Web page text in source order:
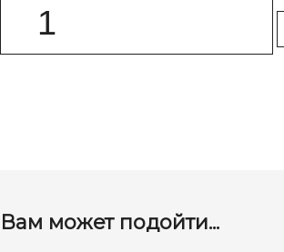
Вам может подойти...